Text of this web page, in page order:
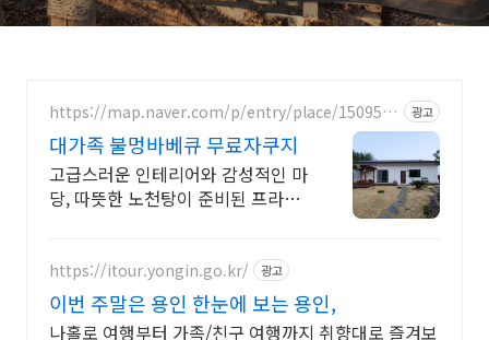
https://map.naver.com/p/entry/place/1509591
광고
대가족 불멍바베큐 무료자쿠지
고급스러운 인테리어와 감성적인 마
당, 따뜻한 노천탕이 준비된 프라이
https://itour.yongin.go.kr/ 광고
이번 주말은 용인 한눈에 보는 용인,
나홀로 여행부터 가족/친구 여행까지 취향대로 즐겨보